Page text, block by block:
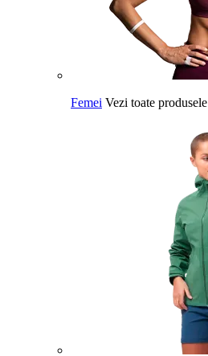
Femei Vezi toate produsele